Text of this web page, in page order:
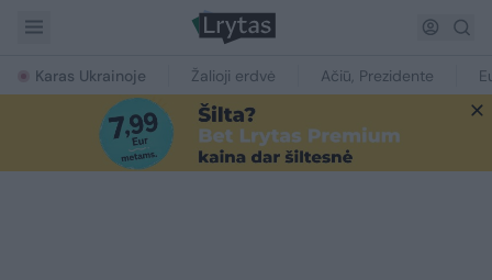
Karas Ukrainoje Žalioji erdvė Ačiū, Prezidente